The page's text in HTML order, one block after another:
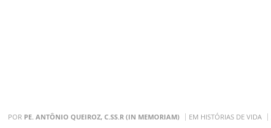
POR PE. ANTÔNIO QUEIROZ, C.SS.R (IN MEMORIAM) EM HISTÓRIAS DE VIDA